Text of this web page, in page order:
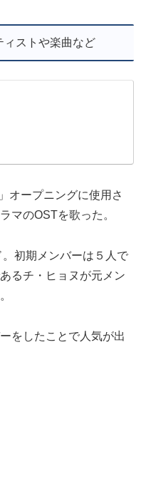
ィストや楽曲など
オープニングに使用さ
マのOSTを歌った。
初期メンバーは５人で
るチ・ヒョヌが元メン
をしたことで人気が出